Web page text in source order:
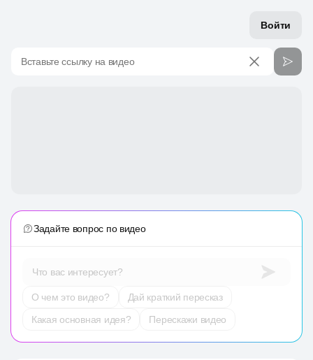
Войти
Вставьте ссылку на видео
Задайте вопрос по видео
Что вас интересует?
О чем это видео?
Дай краткий пересказ
Какая основная идея?
Перескажи видео